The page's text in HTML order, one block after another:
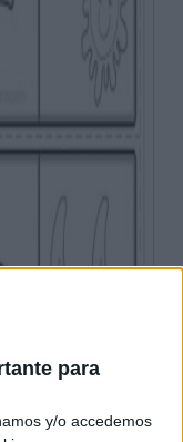
para
y/o accedemos